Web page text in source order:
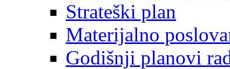
Strateški plan
Materijalno
Godišnji planovi